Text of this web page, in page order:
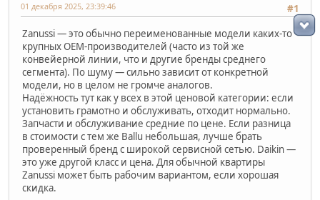
#1
01 декабря 2025, 23:39:46
Zanussi — это обычно переименованные модели каких-то
крупных OEM-производителей (часто из той же
конвейерной линии, что и другие бренды среднего
сегмента). По шуму — сильно зависит от конкретной
модели, но в целом не громче аналогов.
Надёжность тут как у всех в этой ценовой категории: если
установить грамотно и обслуживать, отходит нормально.
Запчасти и обслуживание средние по цене. Если разница
в стоимости с тем же Ballu небольшая, лучше брать
проверенный бренд с широкой сервисной сетью. Daikin —
это уже другой класс и цена. Для обычной квартиры
Zanussi может быть рабочим вариантом, если хорошая
скидка.